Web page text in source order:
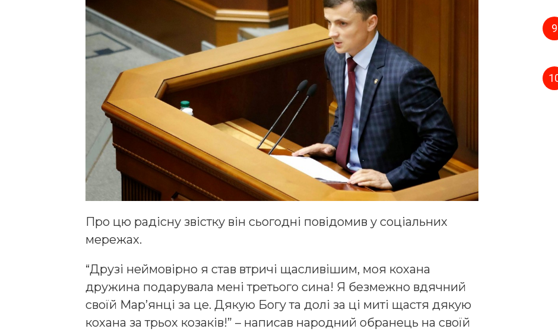
Про цю радісну звістку він сьогодні повідомив у соціальних
мережах.
“Друзі неймовірно я став втричі щасливішим, моя кохана
дружина подарувала мені третього сина! Я безмежно вдячний
своїй Мар’янці за це. Дякую Богу та долі за ці миті щастя дякую
кохана за трьох козаків!” – написав народний обранець на своїй